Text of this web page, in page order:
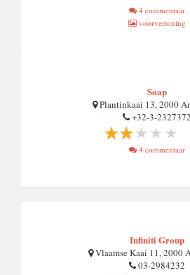
4 commentaar
voorvertoning
Soap
Plantinkaai 13, 2000
+32-3-2327372
4 commentaar
Infiniti Group
Vlaamse Kaai 11, 2000
03-2984232